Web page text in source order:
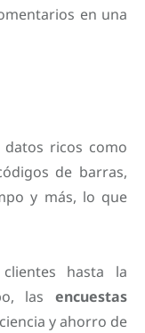
en una
datos ricos como
de barras,
y más, lo que
hasta la
las encuestas
y ahorro de